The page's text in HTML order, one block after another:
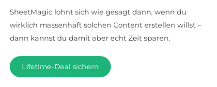
SheetMagic lohnt sich wie gesagt dann, wenn du
wirklich massenhaft solchen Content erstellen willst –
dann kannst du damit aber echt Zeit sparen.
Lifetime-Deal sichern